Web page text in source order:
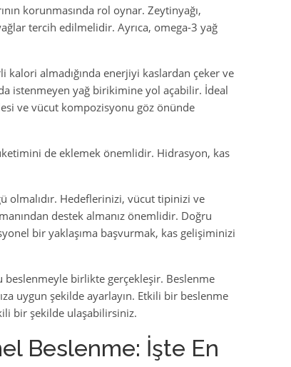
korunmasında rol oynar. Zeytinyağı,
tercih edilmelidir. Ayrıca, omega-3 yağ
kalori almadığında enerjiyi kaslardan çeker ve
istenmeyen yağ birikimine yol açabilir. İdeal
ve vücut kompozisyonu göz önünde
de eklemek önemlidir. Hidrasyon, kas
olmalıdır. Hedeflerinizi, vücut tipinizi ve
destek almanız önemlidir. Doğru
bir yaklaşıma başvurmak, kas gelişiminizi
beslenmeyle birlikte gerçekleşir. Beslenme
uygun şekilde ayarlayın. Etkili bir beslenme
bir şekilde ulaşabilirsiniz.
Beslenme: İşte En